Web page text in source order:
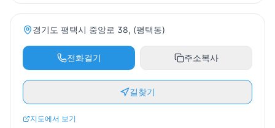
경기도 평택시 중앙로 38, (평택동)
전화걸기 주소복사
길찾기
지도에서 보기